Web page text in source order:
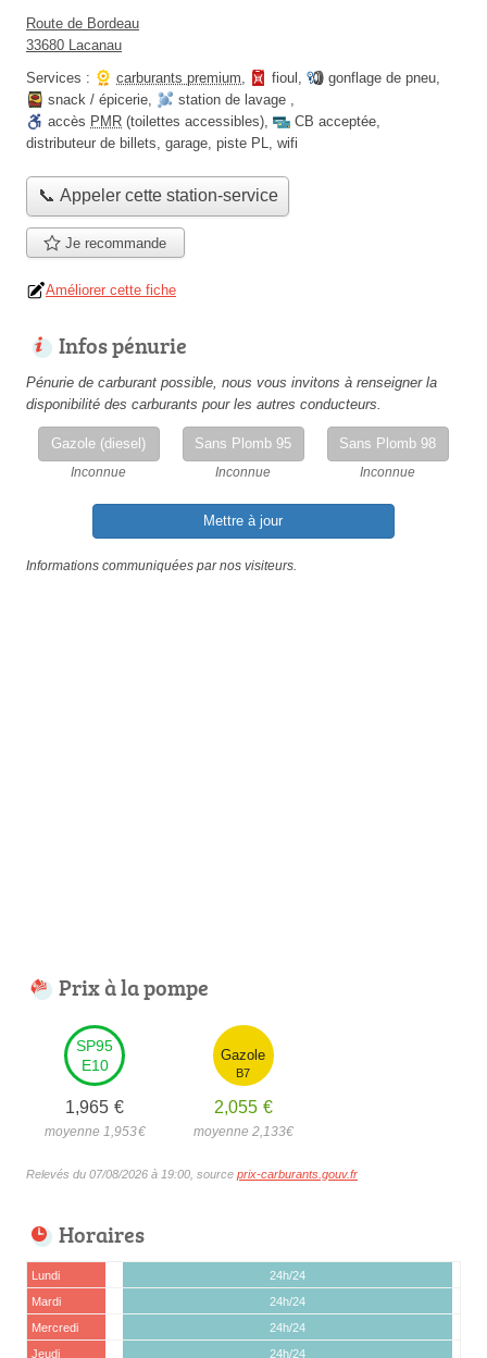
Route de Bordeau
33680 Lacanau
Services :
carburants premium, fioul , gonflage de pneu,
snack / épicerie, station de lavage ,
accès PMR (toilettes accessibles), CB acceptée,
distributeur de billets, garage, piste PL, wifi
📞 Appeler cette station-service
Je recommande
Améliorer cette fiche
Infos pénurie
Pénurie de carburant possible, nous vous invitons à renseigner la
disponibilité des carburants pour les autres conducteurs.
Gazole (diesel)
Inconnue
Sans Plomb 95
Inconnue
Sans Plomb 98
Inconnue
Mettre à jour
Informations communiquées par nos visiteurs.
Prix à la pompe
SP95
E10
1,965 €
moyenne 1,953€
Gazole
B7
2,055 €
moyenne 2,133€
Relevés du 07/08/2026 à 19:00, source prix-carburants.gouv.fr
Horaires
Lundi
24h/24
Mardi
24h/24
Mercredi
24h/24
Jeudi
24h/24